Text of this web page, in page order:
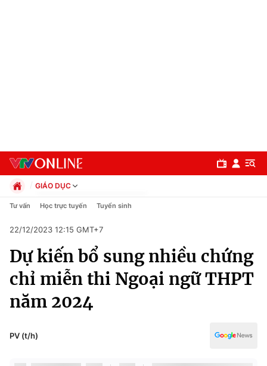
Chuyên mục
Chính trị
Xã hội
Pháp luật
GIÁO DỤC
Chính trị
Pháp luật
Kinh tế
Thể thao
Truyền hình
Văn hóa - Giải trí
Tư vấn Học trực tuyến Tuyển sinh
22/12/2023 12:15 GMT+7
Dự kiến bổ sung nhiều chứng
chỉ miễn thi Ngoại ngữ THPT
năm 2024
PV (t/h)